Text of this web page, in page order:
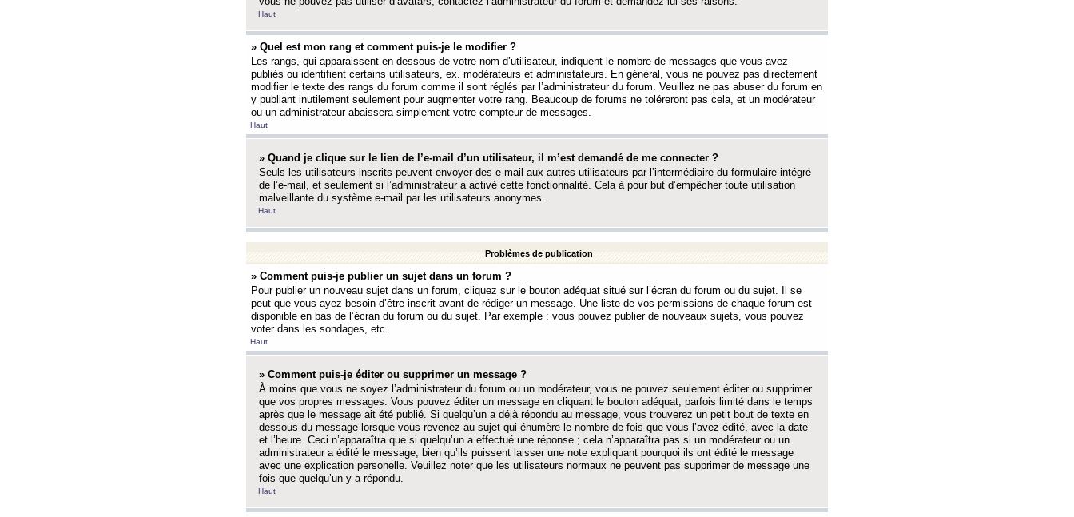
Haut
» Quel est mon rang et comment puis-je le modifier ?
Les rangs, qui apparaissent en-dessous de votre nom d’utilisateur, indiquent le nombre de messages que vous avez
publiés ou identifient certains utilisateurs, ex. modérateurs et administateurs. En général, vous ne pouvez pas directement
modifier le texte des rangs du forum comme il sont réglés par l’administrateur du forum. Veuillez ne pas abuser du forum en
y publiant inutilement seulement pour augmenter votre rang. Beaucoup de forums ne toléreront pas cela, et un modérateur
ou un administrateur abaissera simplement votre compteur de messages.
Haut
» Quand je clique sur le lien de l’e-mail d’un utilisateur, il m’est demandé de me connecter ?
Seuls les utilisateurs inscrits peuvent envoyer des e-mail aux autres utilisateurs par l’intermédiaire du formulaire intégré
de l’e-mail, et seulement si l’administrateur a activé cette fonctionnalité. Cela à pour but d’empêcher toute utilisation
malveillante du système e-mail par les utilisateurs anonymes.
Haut
Problèmes de publication
» Comment puis-je publier un sujet dans un forum ?
Pour publier un nouveau sujet dans un forum, cliquez sur le bouton adéquat situé sur l’écran du forum ou du sujet. Il se
peut que vous ayez besoin d’être inscrit avant de rédiger un message. Une liste de vos permissions de chaque forum est
disponible en bas de l’écran du forum ou du sujet. Par exemple : vous pouvez publier de nouveaux sujets, vous pouvez
voter dans les sondages, etc.
Haut
» Comment puis-je éditer ou supprimer un message ?
À moins que vous ne soyez l’administrateur du forum ou un modérateur, vous ne pouvez seulement éditer ou supprimer
que vos propres messages. Vous pouvez éditer un message en cliquant le bouton adéquat, parfois limité dans le temps
après que le message ait été publié. Si quelqu’un a déjà répondu au message, vous trouverez un petit bout de texte en
dessous du message lorsque vous revenez au sujet qui énumère le nombre de fois que vous l’avez édité, avec la date
et l’heure. Ceci n’apparaîtra que si quelqu’un a effectué une réponse ; cela n’apparaîtra pas si un modérateur ou un
administrateur a édité le message, bien qu’ils puissent laisser une note expliquant pourquoi ils ont édité le message
avec une explication personelle. Veuillez noter que les utilisateurs normaux ne peuvent pas supprimer de message une
fois que quelqu’un y a répondu.
Haut